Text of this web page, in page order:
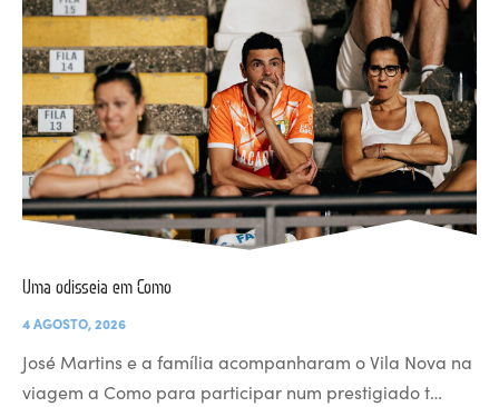
Uma odisseia em Como
4 AGOSTO, 2026
José Martins e a família acompanharam o Vila Nova na
viagem a Como para participar num prestigiado t…